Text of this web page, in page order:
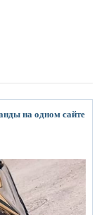
на одном сайте